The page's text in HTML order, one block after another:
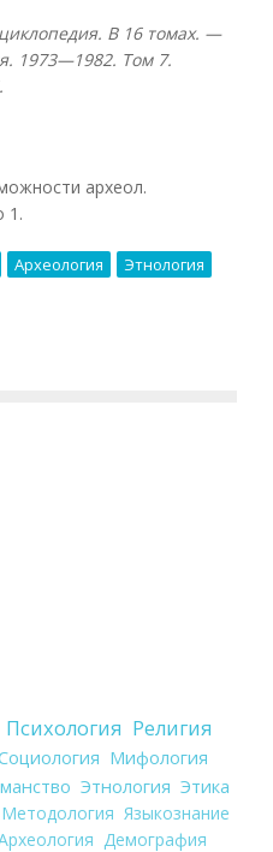
В 16 томах. —
1973—1982. Том 7.
археол.
1.
Археология Этнология
Психология Религия
Мифология
Этнология Этика
Методология Языкознание
Демография